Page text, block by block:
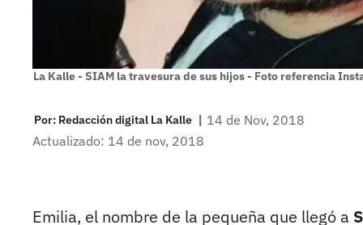
La Kalle - SIAM la travesura de sus hijos - Foto referencia
Por: Redacción digital La Kalle | 14 de Nov, 2018
Actualizado: 14 de nov, 2018
Emilia, el nombre de la pequeña que llegó a